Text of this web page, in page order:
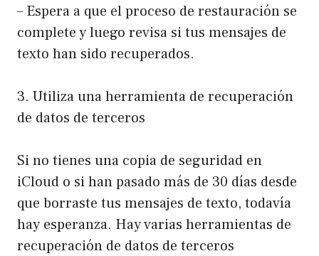
– Espera a que el proceso de restauración se
complete y luego revisa si tus mensajes de
texto han sido recuperados.
3. Utiliza una herramienta de recuperación
de datos de terceros
Si no tienes una copia de seguridad en
iCloud o si han pasado más de 30 días desde
que borraste tus mensajes de texto, todavía
hay esperanza. Hay varias herramientas de
recuperación de datos de terceros